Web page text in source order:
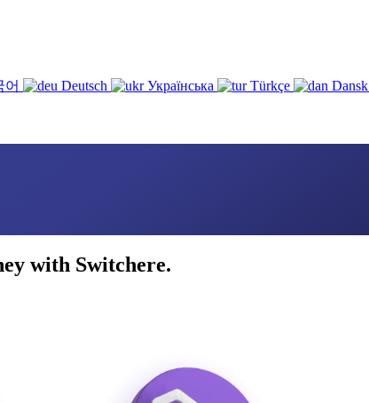
Deutsch Українська Türkçe Dansk
with Switchere.